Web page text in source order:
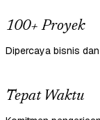
100+ Proyek
Dipercaya bisnis
Tepat Waktu